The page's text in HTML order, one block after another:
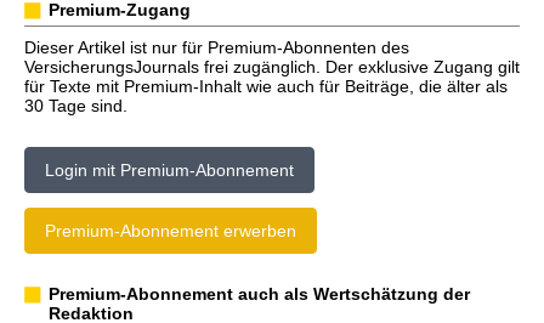
Premium-Zugang
Dieser Artikel ist nur für Premium-Abonnenten des
VersicherungsJournals frei zugänglich. Der exklusive Zugang gilt
für Texte mit Premium-Inhalt wie auch für Beiträge, die älter als
30 Tage sind.
Login mit Premium-Abonnement
Premium-Abonnement erwerben
Premium-Abonnement auch als Wertschätzung der
Redaktion